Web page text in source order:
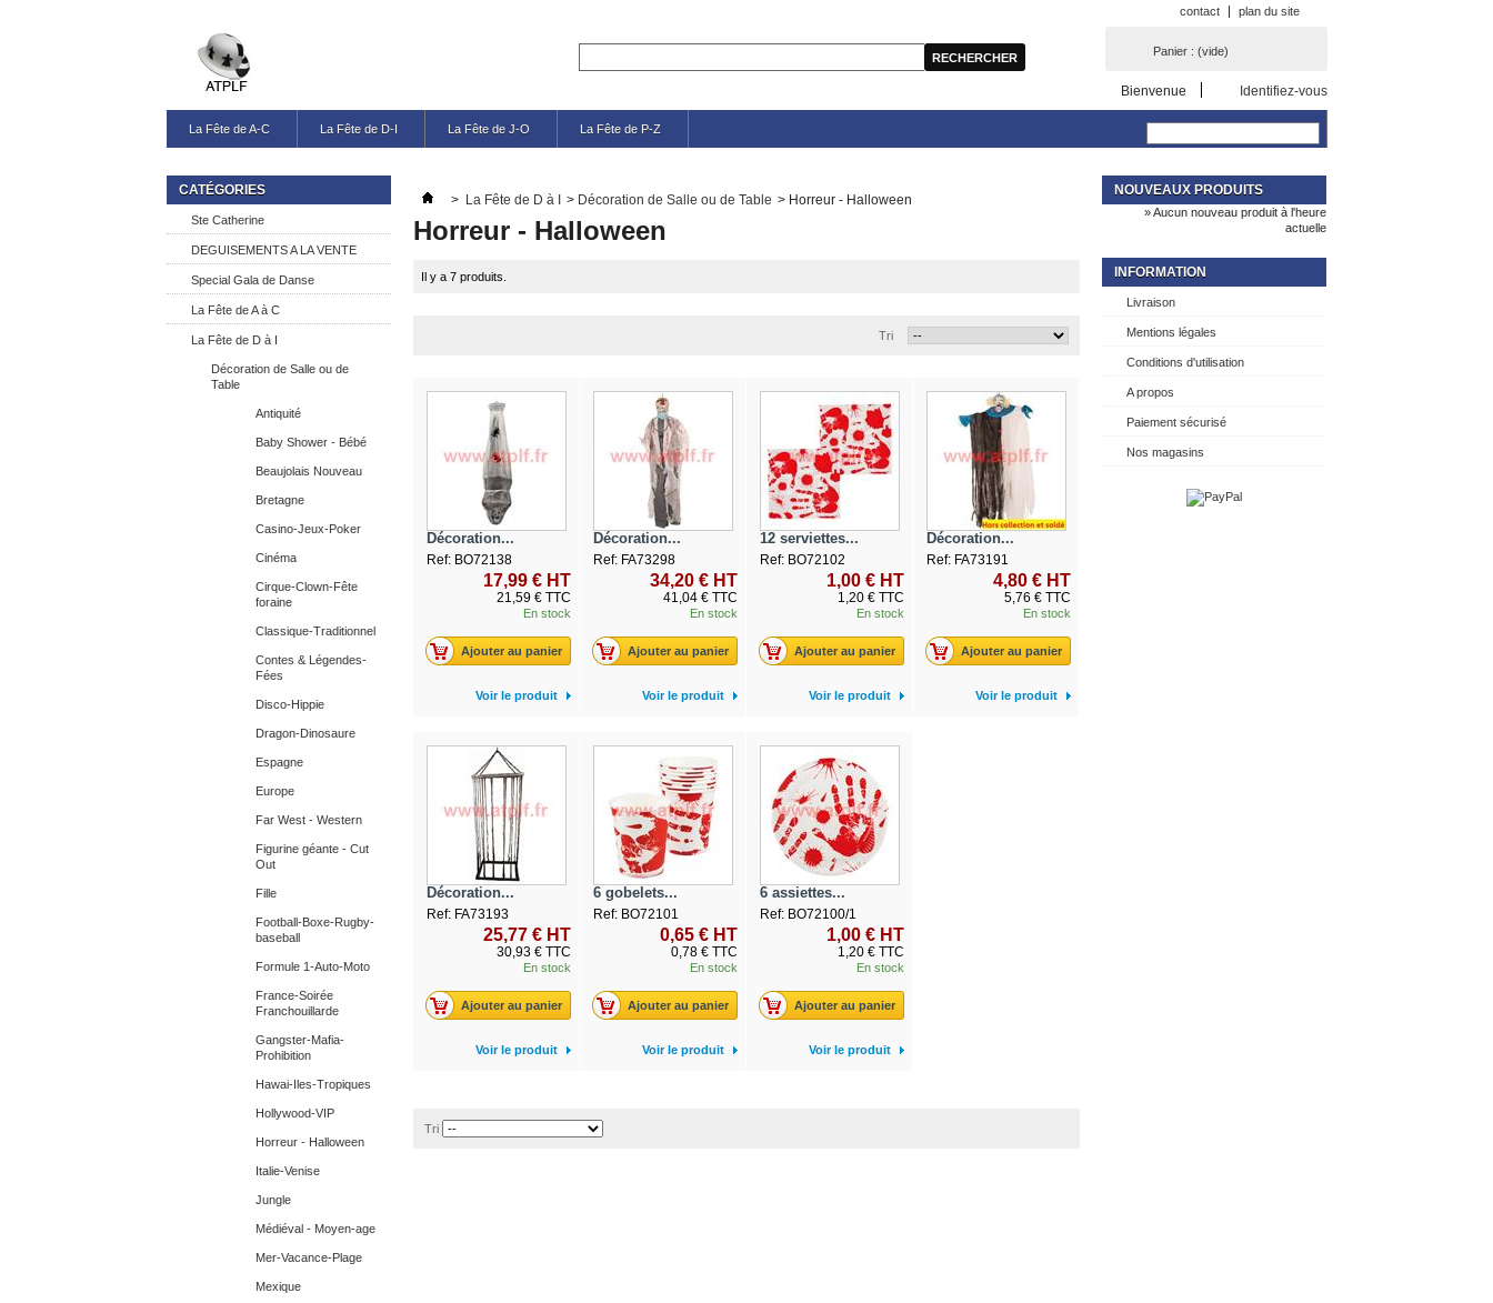
contact plan du site
Panier : (vide)
Bienvenue Identifiez-vous
La Fête de A-C La Fête de D-I La Fête de J-O La Fête de P-Z
CATÉGORIES
Ste Catherine
DEGUISEMENTS A LA VENTE
Special Gala de Danse
La Fête de A à C
La Fête de D à I
Décoration de Salle ou de
Table
Antiquité
Baby Shower - Bébé
Beaujolais Nouveau
Bretagne
Casino-Jeux-Poker
Cinéma
Cirque-Clown-Fête
foraine
Classique-Traditionnel
Contes & Légendes-
Fées
Disco-Hippie
Dragon-Dinosaure
Espagne
Europe
Far West - Western
Figurine géante - Cut
Out
Fille
Football-Boxe-Rugby-
baseball
Formule 1-Auto-Moto
France-Soirée
Franchouillarde
Gangster-Mafia-
Prohibition
Hawai-Iles-Tropiques
Hollywood-VIP
Horreur - Halloween
Italie-Venise
Jungle
Médiéval - Moyen-age
Mer-Vacance-Plage
Mexique
> La Fête de D à I > Décoration de Salle ou de Table > Horreur - Halloween
Horreur - Halloween
Il y a 7 produits.
Tri
Décoration...
Ref: BO72138
17,99 € HT
21,59 € TTC
En stock
Ajouter au panier
Voir le produit
Décoration...
Ref: FA73298
34,20 € HT
41,04 € TTC
En stock
Ajouter au panier
Voir le produit
12 serviettes...
Ref: BO72102
1,00 € HT
1,20 € TTC
En stock
Ajouter au panier
Voir le produit
Décoration...
Ref: FA73191
4,80 € HT
5,76 € TTC
En stock
Ajouter au panier
Voir le produit
Décoration...
Ref: FA73193
25,77 € HT
30,93 € TTC
En stock
Ajouter au panier
Voir le produit
6 gobelets...
Ref: BO72101
0,65 € HT
0,78 € TTC
En stock
Ajouter au panier
Voir le produit
6 assiettes...
Ref: BO72100/1
1,00 € HT
1,20 € TTC
En stock
Ajouter au panier
Voir le produit
Tri
NOUVEAUX PRODUITS
» Aucun nouveau produit à l'heure
actuelle
INFORMATION
Livraison
Mentions légales
Conditions d'utilisation
A propos
Paiement sécurisé
Nos magasins